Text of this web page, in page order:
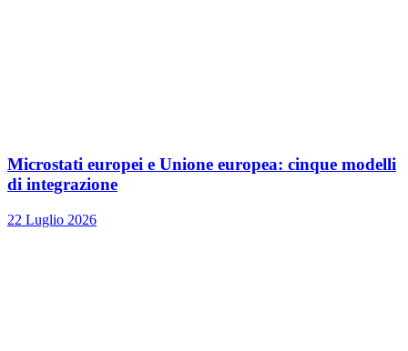
Microstati europei e Unione europea: cinque modelli
di integrazione
22 Luglio 2026